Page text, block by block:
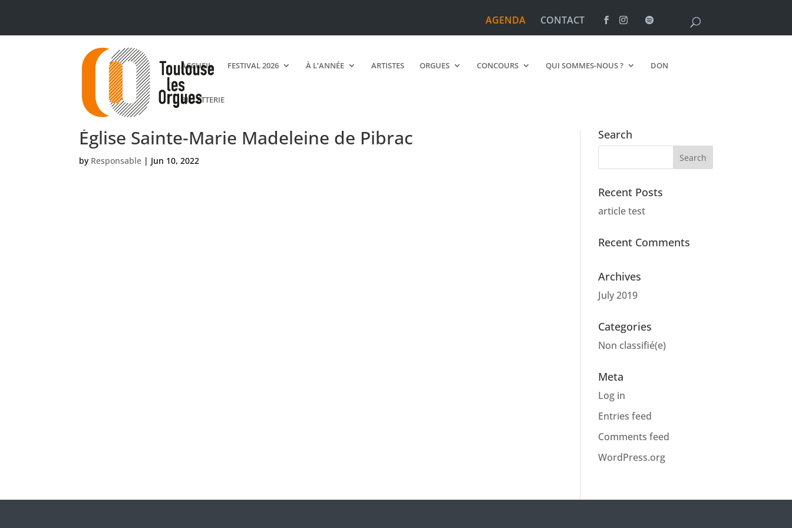
AGENDA CONTACT
ACCUEIL FESTIVAL 2026 À L’ANNÉE ARTISTES ORGUES CONCOURS QUI SOMMES-NOUS ? DON
BILLETTERIE
Église Sainte-Marie Madeleine de Pibrac
by Responsable | Jun 10, 2022
Search
Recent Posts
article test
Recent Comments
Archives
July 2019
Categories
Non classifié(e)
Meta
Log in
Entries feed
Comments feed
WordPress.org